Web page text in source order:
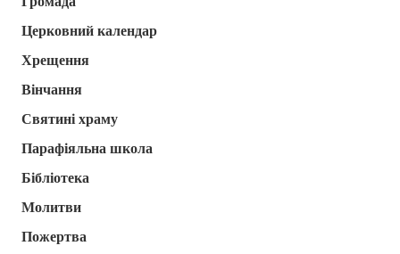
Церковний календар
Хрещення
Вінчання
Святині храму
Парафіяльна школа
Бібліотека
Молитви
Пожертва